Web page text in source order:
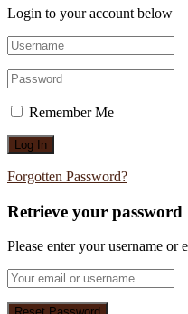
Login to your account below
Remember Me
Forgotten Password?
Retrieve your password
Please enter your username or